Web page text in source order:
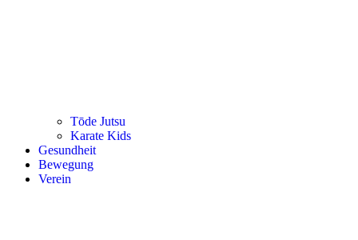
Tōde Jutsu
Kara­te Kids
Gesund­heit
Bewe­gung
Ver­ein